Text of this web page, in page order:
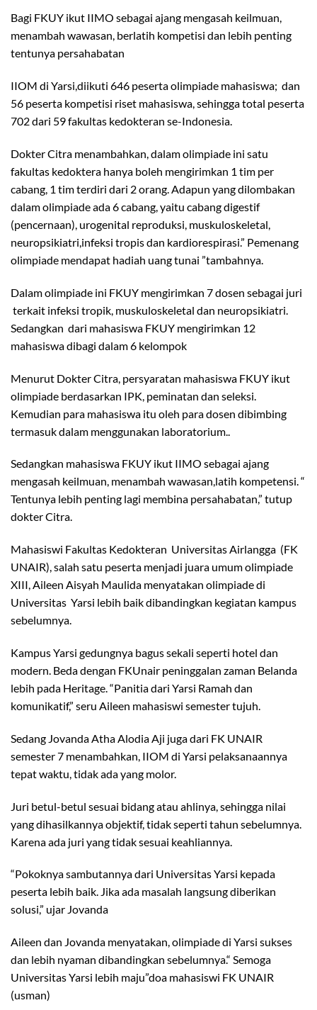
Bagi FKUY ikut IIMO sebagai ajang mengasah keilmuan,
menambah wawasan, berlatih kompetisi dan lebih penting
tentunya persahabatan
IIOM di Yarsi,diikuti 646 peserta olimpiade mahasiswa; dan
56 peserta kompetisi riset mahasiswa, sehingga total peserta
702 dari 59 fakultas kedokteran se-Indonesia.
Dokter Citra menambahkan, dalam olimpiade ini satu
fakultas kedoktera hanya boleh mengirimkan 1 tim per
cabang, 1 tim terdiri dari 2 orang. Adapun yang dilombakan
dalam olimpiade ada 6 cabang, yaitu cabang digestif
(pencernaan), urogenital reproduksi, muskuloskeletal,
neuropsikiatri,infeksi tropis dan kardiorespirasi.” Pemenang
olimpiade mendapat hadiah uang tunai ”tambahnya.
Dalam olimpiade ini FKUY mengirimkan 7 dosen sebagai juri
terkait infeksi tropik, muskuloskeletal dan neuropsikiatri.
Sedangkan dari mahasiswa FKUY mengirimkan 12
mahasiswa dibagi dalam 6 kelompok
Menurut Dokter Citra, persyaratan mahasiswa FKUY ikut
olimpiade berdasarkan IPK, peminatan dan seleksi.
Kemudian para mahasiswa itu oleh para dosen dibimbing
termasuk dalam menggunakan laboratorium..
Sedangkan mahasiswa FKUY ikut IIMO sebagai ajang
mengasah keilmuan, menambah wawasan,latih kompetensi. “
Tentunya lebih penting lagi membina persahabatan,” tutup
dokter Citra.
Mahasiswi Fakultas Kedokteran Universitas Airlangga (FK
UNAIR), salah satu peserta menjadi juara umum olimpiade
XIII, Aileen Aisyah Maulida menyatakan olimpiade di
Universitas Yarsi lebih baik dibandingkan kegiatan kampus
sebelumnya.
Kampus Yarsi gedungnya bagus sekali seperti hotel dan
modern. Beda dengan FKUnair peninggalan zaman Belanda
lebih pada Heritage. “Panitia dari Yarsi Ramah dan
komunikatif,” seru Aileen mahasiswi semester tujuh.
Sedang Jovanda Atha Alodia Aji juga dari FK UNAIR
semester 7 menambahkan, IIOM di Yarsi pelaksanaannya
tepat waktu, tidak ada yang molor.
Juri betul-betul sesuai bidang atau ahlinya, sehingga nilai
yang dihasilkannya objektif, tidak seperti tahun sebelumnya.
Karena ada juri yang tidak sesuai keahliannya.
“Pokoknya sambutannya dari Universitas Yarsi kepada
peserta lebih baik. Jika ada masalah langsung diberikan
solusi,” ujar Jovanda
Aileen dan Jovanda menyatakan, olimpiade di Yarsi sukses
dan lebih nyaman dibandingkan sebelumnya.“ Semoga
Universitas Yarsi lebih maju”doa mahasiswi FK UNAIR
(usman)